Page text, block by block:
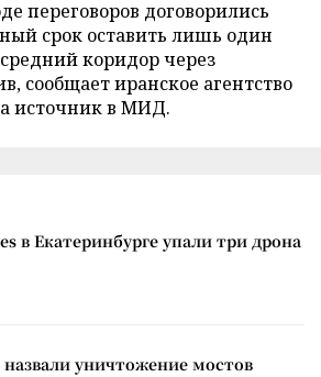
переговоров договорились
срок оставить лишь один
коридор через
сообщает иранское агентство
источник в МИД.
в Екатеринбурге упали три дрона
уничтожение мостов